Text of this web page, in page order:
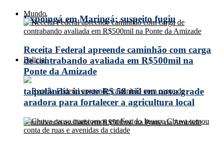
Expoingá em Maringá; suspeito fugiu
Policial
Mundo
Receita Federal apreende caminhão com carga
de contrabando avaliada em R$500mil na
Ponte da Amizade
taipulândia investe R$ 58 mil em nova grade
aradora para fortalecer a agricultura local